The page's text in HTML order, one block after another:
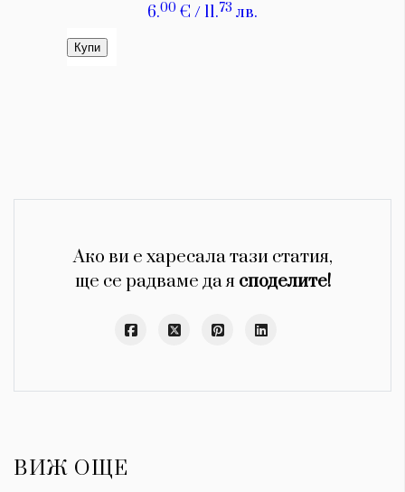
Ако ви е харесала тази статия,
ще се радваме да я споделите!
ВИЖ ОЩЕ